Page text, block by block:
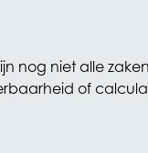
nog niet alle
of